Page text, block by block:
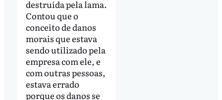
destruída pela lama.
Contou que o
conceito de danos
morais que estava
sendo utilizado pela
empresa com ele, e
com outras pessoas,
estava errado
porque os danos se